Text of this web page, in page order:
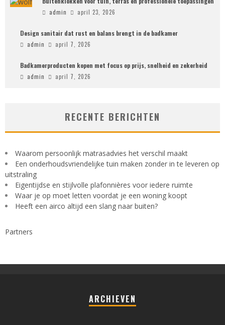
admin april 23, 2026
Design sanitair dat rust en balans brengt in de badkamer
admin april 7, 2026
Badkamerproducten kopen met focus op prijs, snelheid en zekerheid
admin april 7, 2026
RECENTE BERICHTEN
Waarom persoonlijk matrasadvies het verschil maakt
Een onderhoudsvriendelijke tuin maken zonder in te leveren op
uitstraling
Eigentijdse en stijlvolle plafonnières voor iedere ruimte
Waar je op moet letten voordat je een woning koopt
Heeft een airco altijd een slang naar buiten?
Partners
ARCHIEVEN